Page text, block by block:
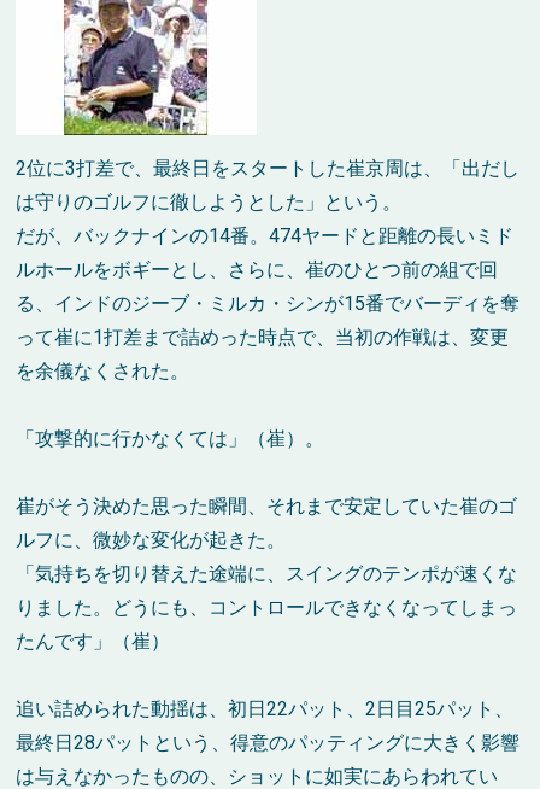
2位に3打差で、最終日をスタートした崔京周は、「出だし
は守りのゴルフに徹しようとした」という。
だが、バックナインの14番。474ヤードと距離の長いミド
ルホールをボギーとし、さらに、崔のひとつ前の組で回
る、インドのジーブ・ミルカ・シンが15番でバーディを奪
って崔に1打差まで詰めった時点で、当初の作戦は、変更
を余儀なくされた。
「攻撃的に行かなくては」（崔）。
崔がそう決めた思った瞬間、それまで安定していた崔のゴ
ルフに、微妙な変化が起きた。
「気持ちを切り替えた途端に、スイングのテンポが速くな
りました。どうにも、コントロールできなくなってしまっ
たんです」（崔）
追い詰められた動揺は、初日22パット、2日目25パット、
最終日28パットという、得意のパッティングに大きく影響
は与えなかったものの、ショットに如実にあらわれてい